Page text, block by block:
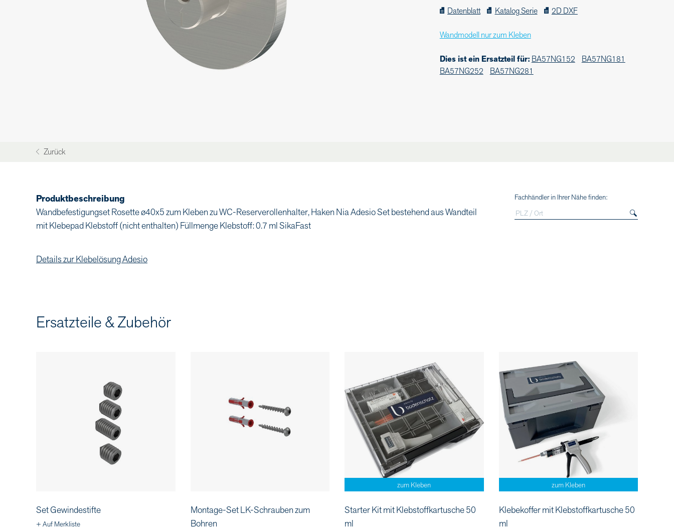
Datenblatt Katalog Serie 2D DXF
Wandmodell nur zum Kleben
Dies ist ein Ersatzteil für:BA57NG152
BA57NG181
BA57NG252
BA57NG281
Zurück
Produktbeschreibung
Wandbefestigungset Rosette ø40x5 zum Kleben zu WC-Reserverollenhalter, Haken Nia Adesio Set bestehend aus Wandteil
mit Klebepad Klebstoff (nicht enthalten) Füllmenge Klebstoff: 0.7 ml SikaFast
Details zur Klebelösung Adesio
Fachhändler in Ihrer Nähe finden:
Ersatzteile & Zubehör
Set Gewindestifte
+ Auf Merkliste
Montage-Set LK-Schrauben zum
Bohren
zum Kleben
Starter Kit mit Klebstoffkartusche 50
ml
zum Kleben
Klebekoffer mit Klebstoffkartusche 50
ml